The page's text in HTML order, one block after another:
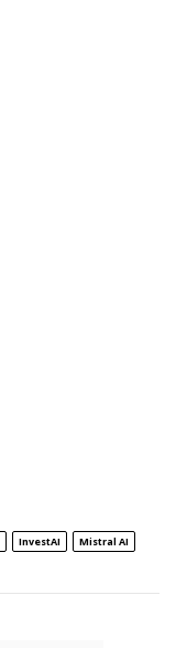
InvestAI
Mistral AI